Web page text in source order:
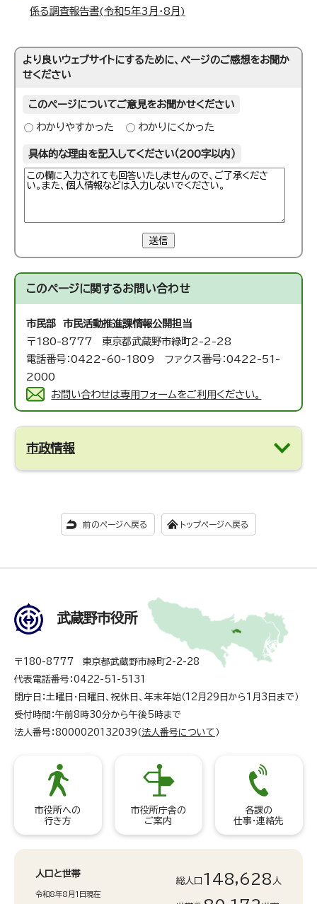
係る調査報告書(令和5年3月・8月)
より良いウェブサイトにするために、ページのご感想をお聞か
せください
このページについてご意見をお聞かせください
わかりやすかった わかりにくかった
具体的な理由を記入してください（200字以内）
送信
このページに関するお問い合わせ
市民部 市民活動推進課情報公開担当
〒180-8777 東京都武蔵野市緑町2-2-28
電話番号：0422-60-1809 ファクス番号：0422-51-
2000
お問い合わせは専用フォームをご利用ください。
市政情報
前のページへ戻る トップページへ戻る
武蔵野市役所
〒180-8777 東京都武蔵野市緑町2-2-28
代表電話番号：0422-51-5131
閉庁日：土曜日・日曜日、祝休日、年末年始（12月29日から1月3日まで）
受付時間：午前8時30分から午後5時まで
法人番号：8000020132039（ 法人番号について ）
市役所への
行き方
市役所庁舎の
ご案内
各課の
仕事・連絡先
人口と世帯
令和8年8月1日現在
総人口 148,628 人